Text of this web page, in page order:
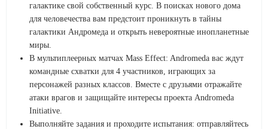
галактике свой собственный курс. В поисках нового дома
для человечества вам предстоит проникнуть в тайны
галактики Андромеда и открыть невероятные инопланетные
миры.
В мультиплеерных матчах Mass Effect: Andromeda вас ждут
командные схватки для 4 участников, играющих за
персонажей разных классов. Вместе с друзьями отражайте
атаки врагов и защищайте интересы проекта Andromeda
Initiative.
Выполняйте задания и проходите испытания: отправляйтесь